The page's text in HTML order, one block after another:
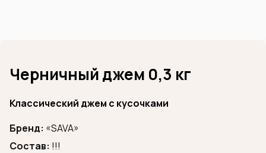
Черничный джем 0,3 кг
Классический джем с кусочками
Бренд: «SAVA»
Состав: !!!